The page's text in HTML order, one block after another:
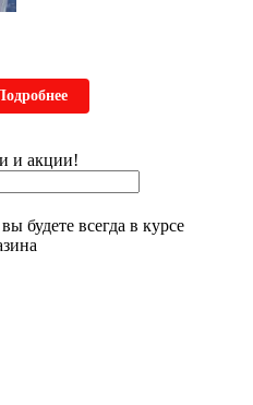
и акции!
будете всегда в курсе